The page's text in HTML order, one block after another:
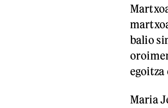
balio
egoitza
Maria